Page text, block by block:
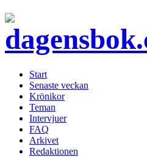
Start
Senaste veckan
Krönikor
Teman
Intervjuer
FAQ
Arkivet
Redaktionen